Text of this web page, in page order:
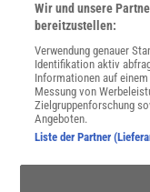
Angebote für
Angebote für
Sprachen lernen mit
Lexika
Für Spektrum
WEBSEITEN
KielSCN
Wissenschaft in die
Wir und unsere
bereitzustellen:
Verwendung genauer
Identifikation aktiv
Informationen auf
Messung von
Zielgruppenforschung
Angeboten.
Liste der Partner